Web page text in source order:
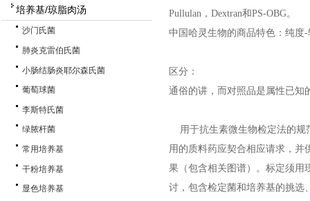
培养基/琼脂肉汤
沙门氏菌
肺炎克雷伯氏菌
小肠结肠炎耶尔森氏菌
葡萄球菌
李斯特氏菌
绿脓杆菌
常用培养基
干粉培养基
显色培养基
Pullulan，Dextran和PS-OBG。
中国哈灵生物的商品特色：纯
区分：
通俗的讲，而对照品是属性已知
用于抗生素微生物检定法的规
用的质料药应契合相应请求，并
果（包含相关图谱）。标定须用
讨，包含检定菌和培养基的挑选